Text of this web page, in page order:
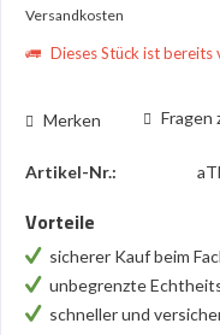
Versandkosten
Dieses Stück ist bereits
Merken Fragen
Artikel-Nr.:
Vorteile
sicherer Kauf beim
unbegrenzte
schneller und